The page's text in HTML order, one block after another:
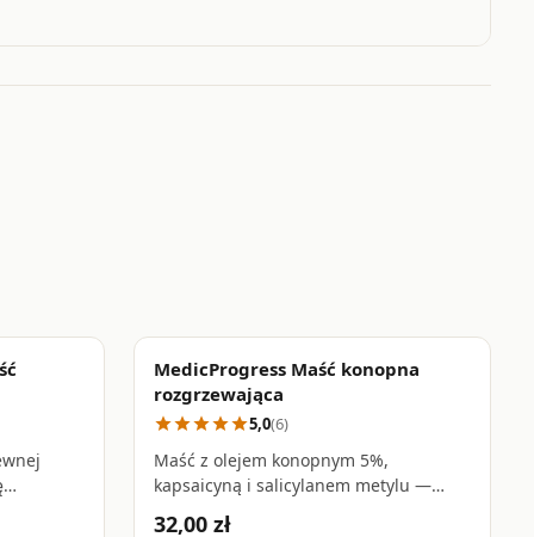
się i
MedicProgress Maść konopna
rozgrzewająca
starstarstarstarstar5,0(6)
Maść z olejem konopnym 5%,
kapsaicyną i salicylanem metylu —
łagodzi napięcie mięśni i sztywność
32,00 zł